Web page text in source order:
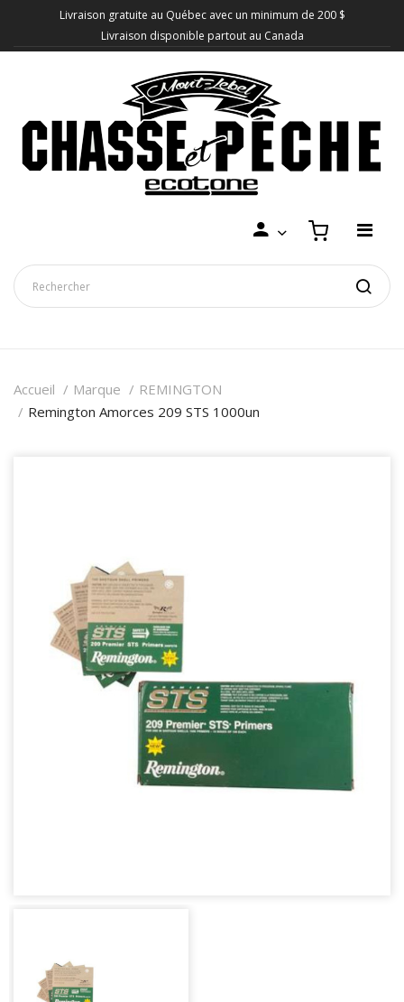
Livraison gratuite au Québec avec un minimum de 200 $
Livraison disponible partout au Canada
Accueil Marque
REMINGTON
Remington Amorces 209 STS 1000un